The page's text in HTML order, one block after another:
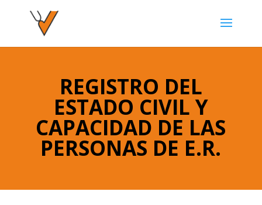
REGISTRO DEL
ESTADO CIVIL Y
CAPACIDAD DE LAS
PERSONAS DE E.R.